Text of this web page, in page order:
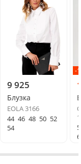
9 925
Блузка
EOLA 3166
44 46 48 50 52
54
-